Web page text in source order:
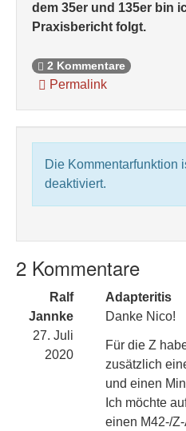
dem 35er und 135er bin
Praxisbericht folgt.
2 Kommentare
Permalink
Die Kommentarfunktion
deaktiviert.
2 Kommentare
Ralf
Jannke
27. Juli
2020
Adapteritis
Danke Nico!
Für die Z
zusätzlich
und einen
Ich möchte
einen M42-/